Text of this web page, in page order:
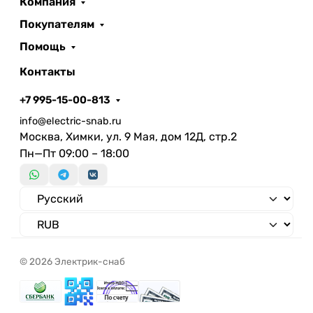
Суммарный коэффициент
гармонических искажений
Фотобиологическая
Обозначение лампы
Филаментная
Мин. количество циклов
переключения
Коэффициент мощности
Индекс энергоэффективности
(EEI)
Коэффициент пульсации
светового потока, не более
Покупателям
Помощь
Контакты
+7 995-15-00-813
info@electric-snab.ru
Москва, Химки, ул. 9 Мая, дом 12Д, стр.2
Пн—Пт 09:00 – 18:00
© 2026 Электрик-снаб